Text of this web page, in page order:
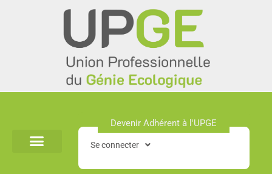
Devenir Adhérent à l'UPGE​
Se connecter